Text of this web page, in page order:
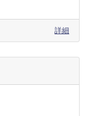
詳細